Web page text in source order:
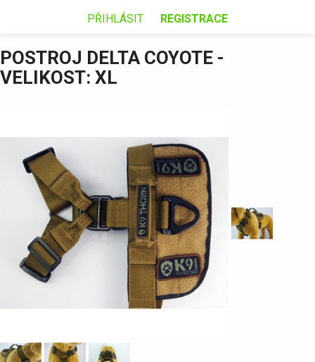
PŘIHLÁSIT REGISTRACE
POSTROJ DELTA COYOTE -
VELIKOST: XL